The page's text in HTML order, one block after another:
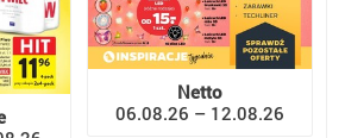
Netto
06.08.26 – 12.08.26